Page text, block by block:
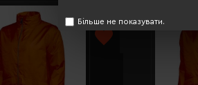
Більше не показувати.